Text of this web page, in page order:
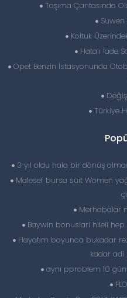
Taşıma Çantasında
Suwen
Koltuk
Hatalı İade
Opet Benzin İstasyonunda
Türkiye
3 yıl oldu hala bir dönüş
Malesef bursa suit Women
Merhabalar
Baywin bonuslari hileli
Hayatım boyunca bukadar
kadar adi
aynı pproblem 10